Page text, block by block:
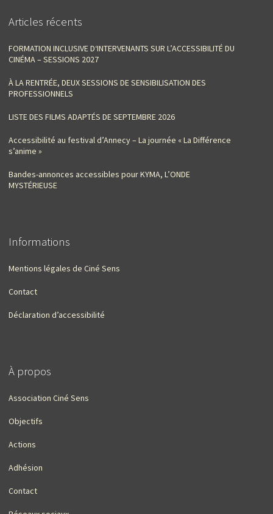
Articles récents
FORMATION INCLUSIVE D‘INTERVENANTS SUR L’ACCESSIBILITÉ DU
CINÉMA – SESSIONS 2027
À LA RENTRÉE, DEUX SESSIONS DE SENSIBILISATION DES
PROFESSIONNELS
LISTE DES FILMS ADAPTÉS DE SEPTEMBRE 2026
Accessibilité au festival d’Annecy – La journée « La Différence
s’anime »
Bandes-annonces accessibles pour KYMA, L’ONDE
MYSTÉRIEUSE
Informations
Mentions légales de Ciné Sens
Contact
Déclaration d’accessibilité
À propos
Association Ciné Sens
Objectifs
Actions
Adhésion
Contact